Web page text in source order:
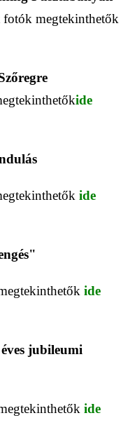
fotók megtekinthetők
ide
ide
ide
jubileumi
ide